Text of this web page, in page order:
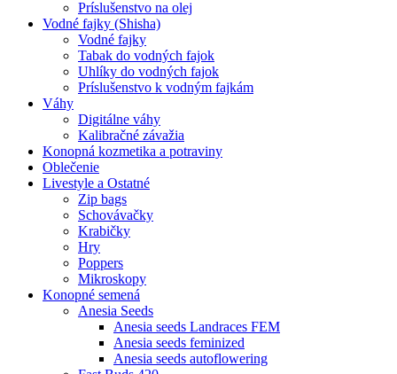
Príslušenstvo na olej
Vodné fajky (Shisha)
Vodné fajky
Tabak do vodných fajok
Uhlíky do vodných fajok
Príslušenstvo k vodným fajkám
Váhy
Digitálne váhy
Kalibračné závažia
Konopná kozmetika a potraviny
Oblečenie
Livestyle a Ostatné
Zip bags
Schovávačky
Krabičky
Hry
Poppers
Mikroskopy
Konopné semená
Anesia Seeds
Anesia seeds Landraces FEM
Anesia seeds feminized
Anesia seeds autoflowering